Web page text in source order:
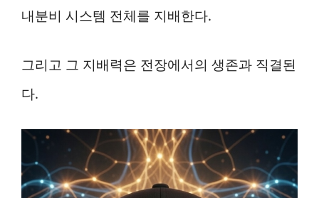
내분비 시스템 전체를 지배한다.
그리고 그 지배력은 전장에서의 생존과 직결된
다.